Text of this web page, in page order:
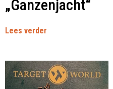
„Ganzenjacht“
Lees verder